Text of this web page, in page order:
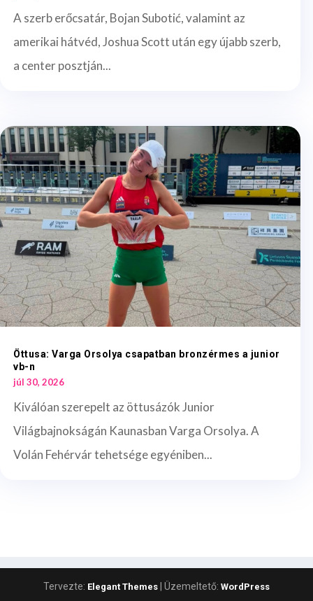
A szerb erőcsatár, Bojan Subotić, valamint az
amerikai hátvéd, Joshua Scott után egy újabb szerb,
a center posztján...
Öttusa: Varga Orsolya csapatban bronzérmes a junior
vb-n
júl 30, 2026
Kiválóan szerepelt az öttusázók Junior
Világbajnokságán Kaunasban Varga Orsolya. A
Volán Fehérvár tehetsége egyéniben...
Tervezte: Elegant Themes | Üzemeltető: WordPress